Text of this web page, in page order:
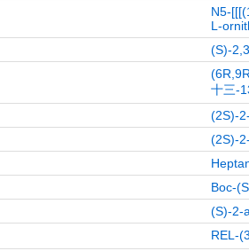
N5-
L-
(S)-
十三-
(2S)-
(2S)-
Boc-
(S)-2-
REL-